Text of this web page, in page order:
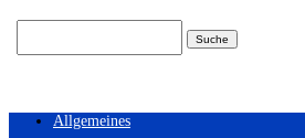
Allgemeines